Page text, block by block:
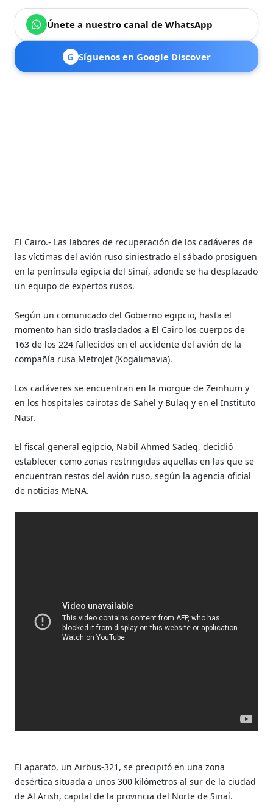
Únete a nuestro canal de WhatsApp
G Síguenos en Google Discover
El Cairo.- Las labores de recuperación de los cadáveres de
las víctimas del avión ruso siniestrado el sábado prosiguen
en la península egipcia del Sinaí, adonde se ha desplazado
un equipo de expertos rusos.
Según un comunicado del Gobierno egipcio, hasta el
momento han sido trasladados a El Cairo los cuerpos de
163 de los 224 fallecidos en el accidente del avión de la
compañía rusa MetroJet (Kogalimavia).
Los cadáveres se encuentran en la morgue de Zeinhum y
en los hospitales cairotas de Sahel y Bulaq y en el Instituto
Nasr.
El fiscal general egipcio, Nabil Ahmed Sadeq, decidió
establecer como zonas restringidas aquellas en las que se
encuentran restos del avión ruso, según la agencia oficial
de noticias MENA.
El aparato, un Airbus-321, se precipitó en una zona
desértica situada a unos 300 kilómetros al sur de la ciudad
de Al Arish, capital de la provincia del Norte de Sinaí.